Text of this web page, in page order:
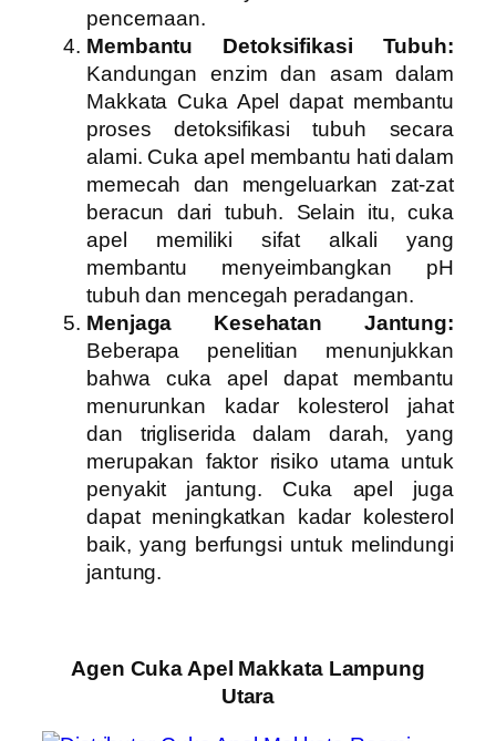
pencernaan.
Membantu Detoksifikasi Tubuh:
Kandungan enzim dan asam dalam
Makkata Cuka Apel dapat membantu
proses detoksifikasi tubuh secara
alami. Cuka apel membantu hati dalam
memecah dan mengeluarkan zat-zat
beracun dari tubuh. Selain itu, cuka
apel memiliki sifat alkali yang
membantu menyeimbangkan pH
tubuh dan mencegah peradangan.
Menjaga Kesehatan Jantung:
Beberapa penelitian menunjukkan
bahwa cuka apel dapat membantu
menurunkan kadar kolesterol jahat
dan trigliserida dalam darah, yang
merupakan faktor risiko utama untuk
penyakit jantung. Cuka apel juga
dapat meningkatkan kadar kolesterol
baik, yang berfungsi untuk melindungi
jantung.
Agen Cuka Apel Makkata Lampung
Utara